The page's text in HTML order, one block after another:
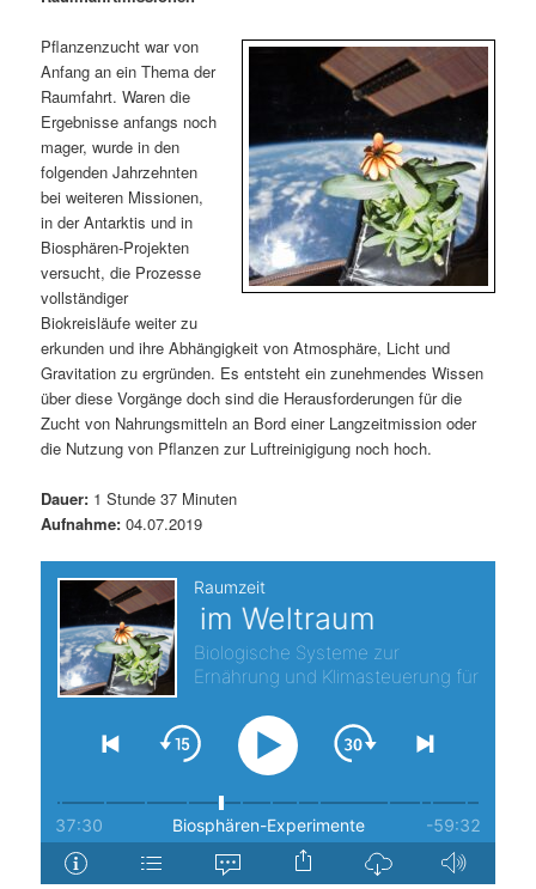
ä
r
e
n
I
n
h
a
t
s
r
g
e
n
d
ä
r
e
n
I
n
a
l
s
i
n
n
v
i
g
a
t
i
o
n
Pflanzenzucht war von
Anfang an ein Thema der
Raumfahrt. Waren die
Ergebnisse anfangs noch
mager, wurde in den
folgenden Jahrzehnten
bei weiteren Missionen,
in der Antarktis und in
Biosphären-Projekten
versucht, die Prozesse
vollständiger
Biokreisläufe weiter zu
erkunden und ihre Abhängigkeit von Atmosphäre, Licht und
Gravitation zu ergründen. Es entsteht ein zunehmendes Wissen
über diese Vorgänge doch sind die Herausforderungen für die
Zucht von Nahrungsmitteln an Bord einer Langzeitmission oder
die Nutzung von Pflanzen zur Luftreinigigung noch hoch.
Dauer: 1 Stunde 37 Minuten
Aufnahme: 04.07.2019